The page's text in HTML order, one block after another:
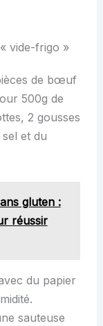
vide-frigo »
de bœuf
500g de
2 gousses
sel et du
gluten :
réussir
du papier
sauteuse